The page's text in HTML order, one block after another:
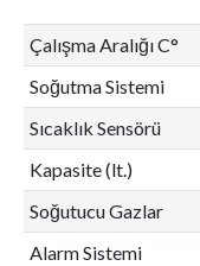
Çalışma Aralığı C°
Soğutma Sistemi
Sıcaklık Sensörü
Kapasite (lt.)
Soğutucu Gazlar
Alarm Sistemi